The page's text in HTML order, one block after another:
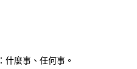
：什麼事、任何事。